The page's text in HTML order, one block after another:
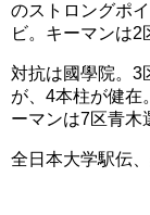
のストロングポ
ビ。キーマンは2
対抗は國學院。3
が、4本柱が健在
ーマンは7区青木
全日本大学駅伝、